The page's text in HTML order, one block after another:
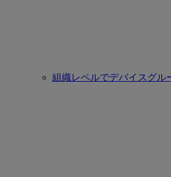
組織レベルでデバイスグル